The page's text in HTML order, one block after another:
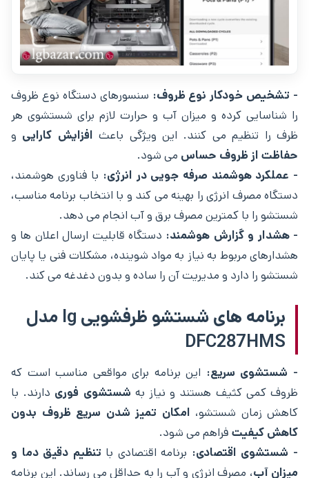
- تشخیص خودکار نوع ظروف: سنسورهای دستگاه نوع ظروف
را شناسایی کرده و میزان آب و حرارت لازم برای شستشوی هر
ظرف را تنظیم می ‌کنند. این ویژگی باعث افزایش کارایی و
حفاظت از ظروف حساس می ‌شود.
- عملکرد هوشمند صرفه ‌جویی در انرژی: با فناوری هوشمند،
دستگاه مصرف انرژی را بهینه می ‌کند و با انتخاب برنامه مناسب،
شستشو را با کمترین مصرف برق و آب انجام می‌ دهد.
- هشدار و گزارش هوشمند: دستگاه قابلیت ارسال اعلان‌ ها و
هشدارهای مربوط به نیاز به مواد شوینده، مشکلات فنی یا پایان
شستشو را دارد و مدیریت آن را ساده و بدون دغدغه می‌ کند.
برنامه های شستشو ظرفشویی lg مدل
DFC287HMS
- شستشوی سریع: این برنامه برای مواقعی مناسب است که
ظروف کمی کثیف هستند و نیاز به شستشوی فوری دارند. با
کاهش زمان شستشو، امکان تمیز شدن سریع ظروف بدون
کاهش کیفیت فراهم می ‌شود.
- شستشوی اقتصادی: برنامه اقتصادی با تنظیم دقیق دما و
میزان آب، مصرف انرژی و آب را به حداقل می‌ رساند. این برنامه